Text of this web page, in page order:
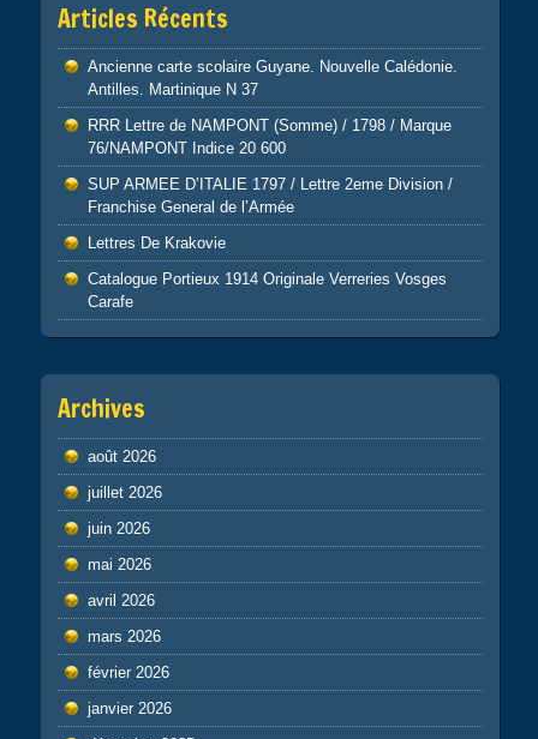
Articles Récents
Ancienne carte scolaire Guyane. Nouvelle Calédonie.
Antilles. Martinique N 37
RRR Lettre de NAMPONT (Somme) / 1798 / Marque
76/NAMPONT Indice 20 600
SUP ARMEE D’ITALIE 1797 / Lettre 2eme Division /
Franchise General de l’Armée
Lettres De Krakovie
Catalogue Portieux 1914 Originale Verreries Vosges
Carafe
Archives
août 2026
juillet 2026
juin 2026
mai 2026
avril 2026
mars 2026
février 2026
janvier 2026